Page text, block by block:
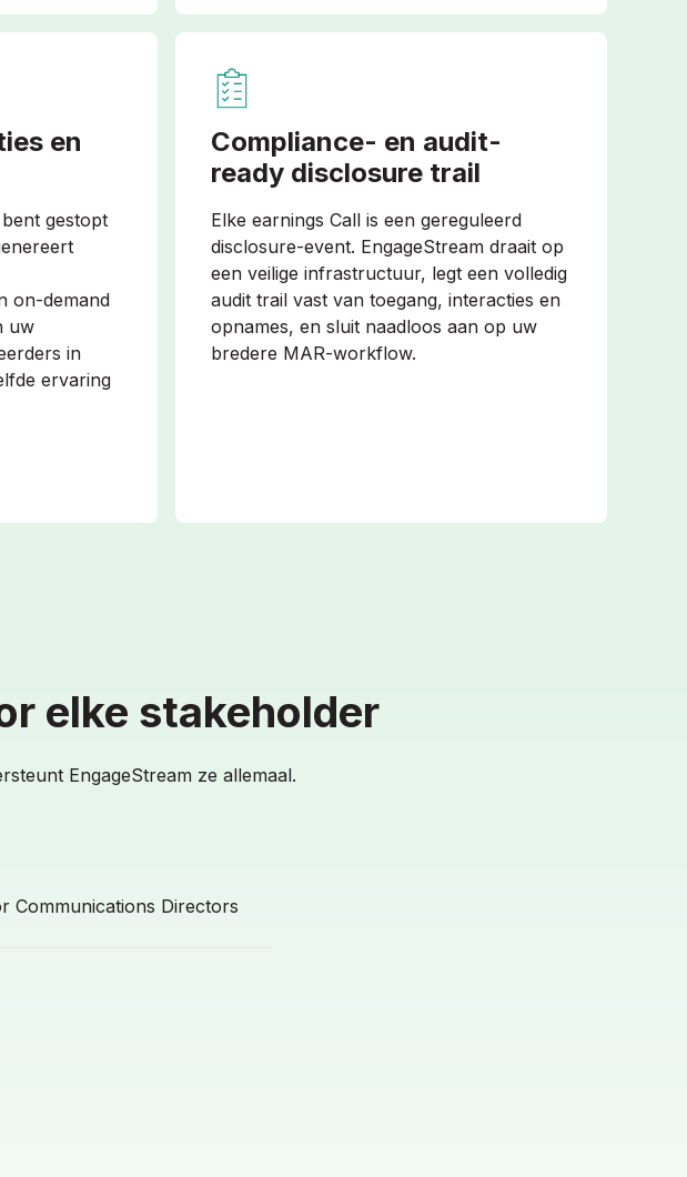
en
gestopt
on-demand
uw
in
ervaring
Compliance- en audit-
ready disclosure trail
Elke earnings Call is een gereguleerd
disclosure-event. EngageStream draait op
een veilige infrastructuur, legt een volledig
audit trail vast van toegang, interacties en
opnames, en sluit naadloos aan op uw
bredere MAR-workflow.
elke stakeholder
EngageStream ze allemaal.
Communications Directors